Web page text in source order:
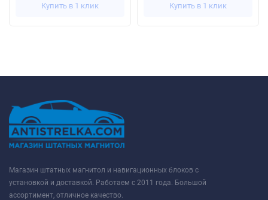
Купить в 1 клик Купить в 1 клик
Магазин штатных магнитол и навигационных блоков с
установкой и доставкой. Работаем с 2011 года. Большой
ассортимент, отличное качество.